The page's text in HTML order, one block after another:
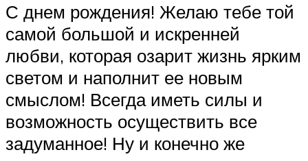
С днем рождения! Желаю тебе той
самой большой и искренней
любви, которая озарит жизнь ярким
светом и наполнит ее новым
смыслом! Всегда иметь силы и
возможность осуществить все
задуманное! Ну и конечно же